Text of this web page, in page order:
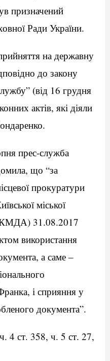
призначений
Ради України.
на державну
до закону
(від 16 грудня
актів, які діяли
прес-служба
що “за
прокуратури
міської
(КМДА) 31.08.2017
використання
а саме –
і сприяння у
документа”.
ч. 4 ст. 358, ч. 5 ст. 27,